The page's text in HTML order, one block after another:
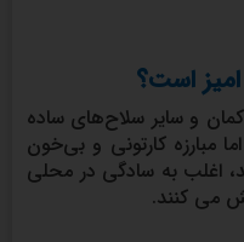
است؟
کمان و سایر سلاح‌های ساده
مبارزه کارتونی و بی‌خون
اغلب به سادگی در محلی
می کنند.